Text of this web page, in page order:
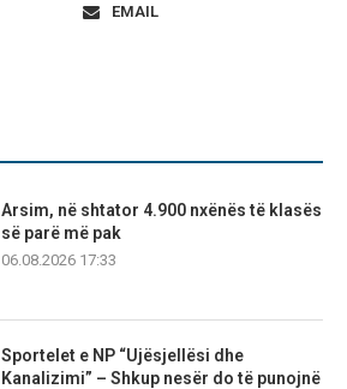
EMAIL
Arsim, në shtator 4.900 nxënës të klasës
së parë më pak
06.08.2026 17:33
Sportelet e NP “Ujësjellësi dhe
Kanalizimi” – Shkup nesër do të punojnë